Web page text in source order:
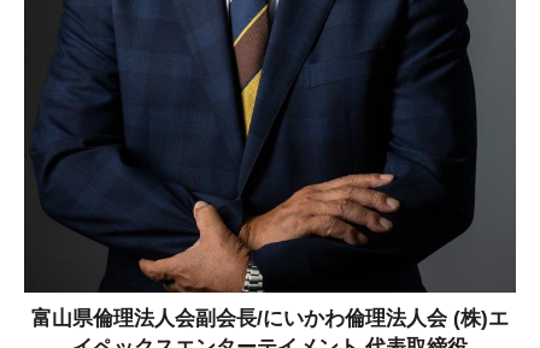
富山県倫理法人会副会長/にいかわ倫理法人会 (株)エ